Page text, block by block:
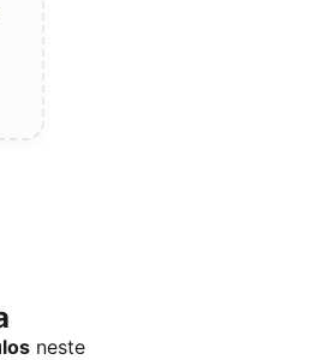
neste